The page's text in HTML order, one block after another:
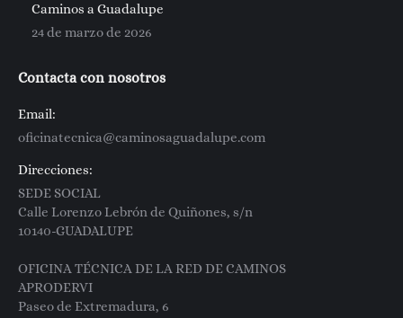
Caminos a Guadalupe
24 de marzo de 2026
Contacta con nosotros
Email:
oficinatecnica@caminosaguadalupe.com
Direcciones:
SEDE SOCIAL
Calle Lorenzo Lebrón de Quiñones, s/n
10140-GUADALUPE
OFICINA TÉCNICA DE LA RED DE CAMINOS
APRODERVI
Paseo de Extremadura, 6